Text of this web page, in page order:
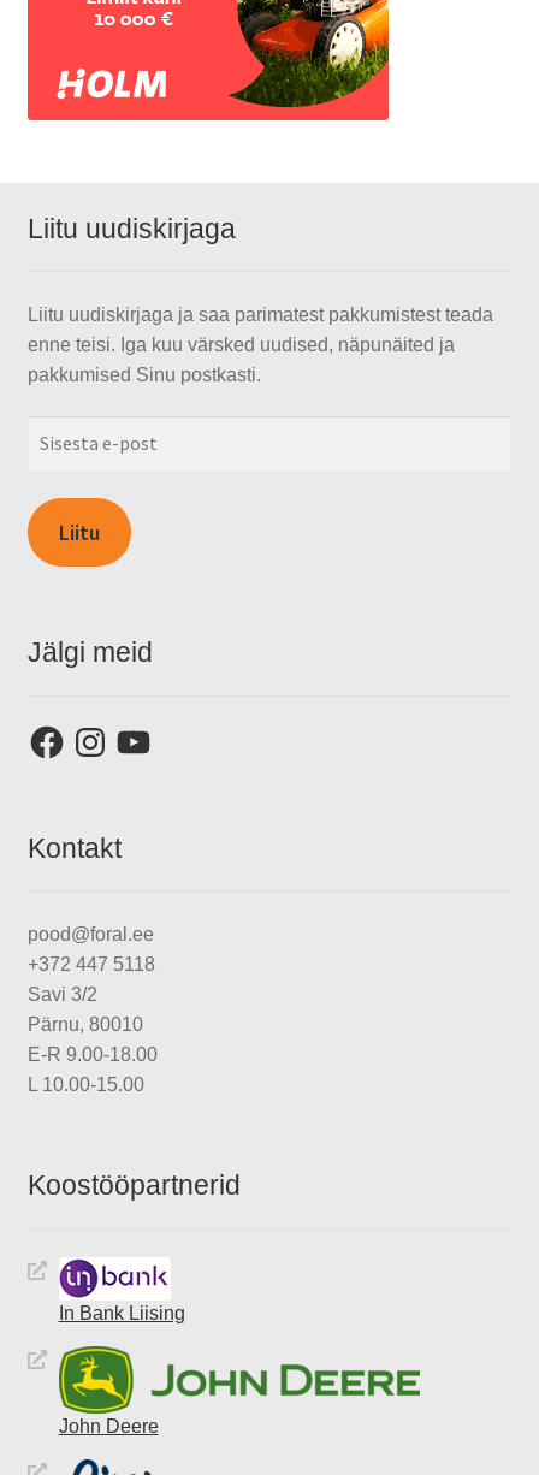
Liitu uudiskirjaga
Liitu uudiskirjaga ja saa parimatest pakkumistest teada
enne teisi. Iga kuu värsked uudised, näpunäited ja
pakkumised Sinu postkasti.
Liitu
Jälgi meid
FacebookInstagramYouTube
Kontakt
pood@foral.ee
+372 447 5118
Savi 3/2
Pärnu, 80010
E-R 9.00-18.00
L 10.00-15.00
Koostööpartnerid
In Bank Liising
John Deere